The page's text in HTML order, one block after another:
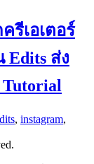
รีเอเตอร์
Edits ส่ง
, instagram,